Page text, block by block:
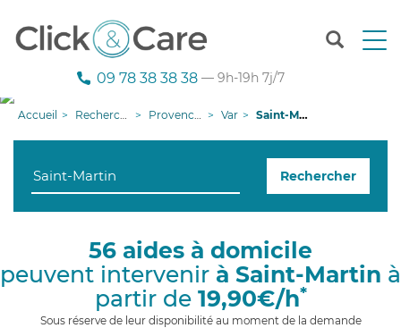
T
n
g
i
09 78 38 38 38 — 9h-19h 7j/7
Accueil Recherche aide à domicile Provence-Alpes-Côte d'Azur Var Saint-Martin
Rechercher
56 aides à domicile
peuvent intervenir à Saint-Martin à
partir de 19,90€/h*
Sous réserve de leur disponibilité au moment de la demande